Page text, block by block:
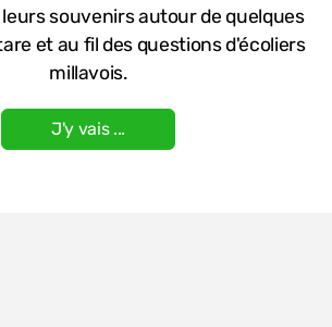
souvenirs autour de quelques
et au fil des questions d'écoliers
millavois.
J'y vais ...